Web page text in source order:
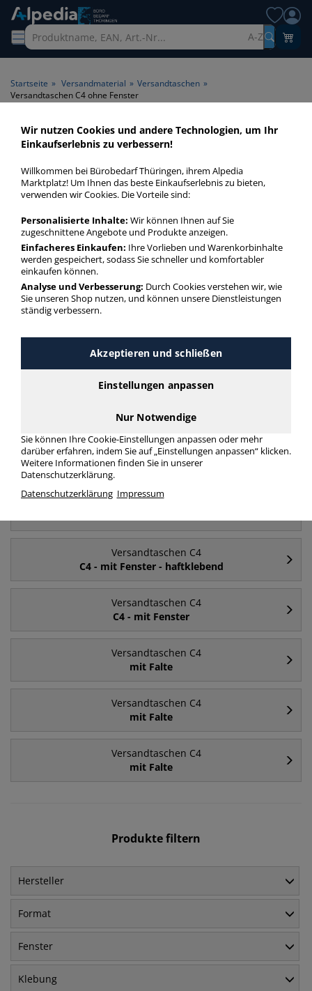
A-Z
Startseite » Versandmaterial » Versandtaschen »
Versandtaschen C4 ohne Fenster
Versandtaschen C4 ohne
Fenster > Fenster ohne
Fenster
Versandtaschen C4 ohne Fenster in bester Qualität zum
günstigen Preis. Finden Sie schnell Versandtaschen C4 ohne
Fenster mit unserer Filter-Funktion.
Versandtaschen C4 ohne Fenster
mehr Infos zur Kategorie
Häufig gesucht
ohne Fenster
Versandtaschen C4
mit Fenster
Versandtaschen C4
Versandtaschen C4
C4 - mit Fenster - haftklebend
Versandtaschen C4
C4 - mit Fenster
Versandtaschen C4
mit Falte
Versandtaschen C4
mit Falte
Versandtaschen C4
mit Falte
Produkte filtern
Hersteller
Format
Fenster
Klebung
Wir nutzen Cookies und andere Technologien, um Ihr
Einkaufserlebnis zu verbessern!
Willkommen bei Bürobedarf Thüringen, ihrem Alpedia
Marktplatz! Um Ihnen das beste Einkaufserlebnis zu bieten,
verwenden wir Cookies. Die Vorteile sind:
Personalisierte Inhalte: Wir können Ihnen auf Sie
zugeschnittene Angebote und Produkte anzeigen.
Einfacheres Einkaufen: Ihre Vorlieben und Warenkorbinhalte
werden gespeichert, sodass Sie schneller und komfortabler
einkaufen können.
Analyse und Verbesserung: Durch Cookies verstehen wir, wie
Sie unseren Shop nutzen, und können unsere Dienstleistungen
ständig verbessern.
Akzeptieren und schließen
Einstellungen anpassen
Nur Notwendige
Sie können Ihre Cookie-Einstellungen anpassen oder mehr
darüber erfahren, indem Sie auf „Einstellungen anpassen“ klicken.
Weitere Informationen finden Sie in unserer
Datenschutzerklärung.
Datenschutzerklärung Impressum